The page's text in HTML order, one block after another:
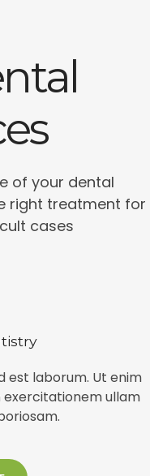
of your dental
right treatment for
cases
est laborum. Ut enim
exercitationem ullam